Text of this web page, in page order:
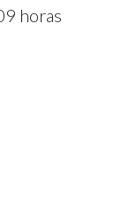
horas